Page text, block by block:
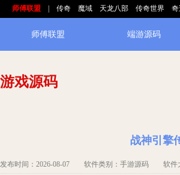
师傅联盟 传奇 魔域 天龙八部 传奇世界
师傅联盟 端游源码
游戏源码
战神引擎
发布时间：2026-08-07 软件类别：手游源码 软件